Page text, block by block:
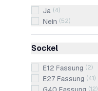
Ja (4)
Nein (52)
Sockel
E12 Fassung (2)
E27 Fassung (41)
(12)